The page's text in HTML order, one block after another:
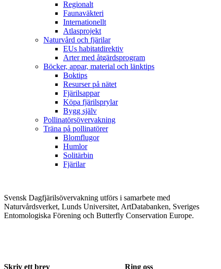
Regionalt
Faunaväkteri
Internationellt
Atlasprojekt
Naturvård och fjärilar
EUs habitatdirektiv
Arter med åtgärdsprogram
Böcker, appar, material och länktips
Boktips
Resurser på nätet
Fjärilsappar
Köpa fjärilsprylar
Bygg själv
Pollinatörsövervakning
Träna på pollinatörer
Blomflugor
Humlor
Solitärbin
Fjärilar
Svensk Dagfjärilsövervakning utförs i samarbete med
Naturvårdsverket, Lunds Universitet, ArtDatabanken, Sveriges
Entomologiska Förening och Butterfly Conservation Europe.
Skriv ett brev Ring oss